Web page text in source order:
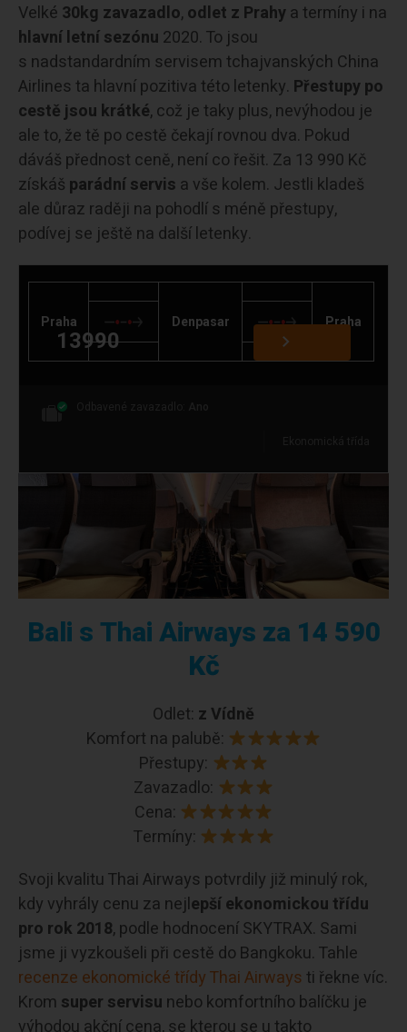
Velké 30kg zavazadlo, odlet z Prahya termíny i na
hlavní letní sezónu 2020. To jsou
s nadstandardním servisem tchajvanských China
Airlines ta hlavní pozitiva této letenky. Přestupy po
cestě jsou krátké, což je taky plus, nevýhodou je
ale to, že tě po cestě čekají rovnou dva. Pokud
dáváš přednost ceně, není co řešit. Za 13 990 Kč
získáš parádní servis a vše kolem. Jestli kladeš
ale důraz raději na pohodlí s méně přestupy,
podívej se ještě na další letenky.
Praha Denpasar Praha
13990
Bali s Thai Airways za 14 590
Kč
Odlet: z Vídně
Komfort na palubě:
Přestupy:
Zavazadlo:
Cena:
Termíny:
Svoji kvalitu Thai Airways potvrdily již minulý rok,
kdy vyhrály cenu za nejlepší ekonomickou třídu
pro rok 2018, podle hodnocení SKYTRAX. Sami
jsme ji vyzkoušeli při cestě do Bangkoku. Tahle
recenze ekonomické třídy Thai Airwaysti řekne víc.
Krom super servisu nebo komfortního balíčku je